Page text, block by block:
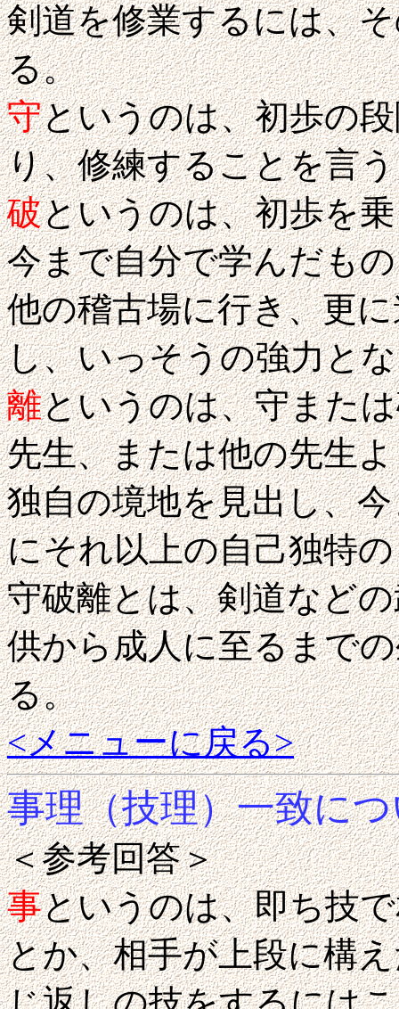
剣道を修業するには、
る。
守というのは、初歩の
り、修練することを言
破というのは、初歩を
今まで自分で学んだも
他の稽古場に行き、更
し、いっそうの強力と
離というのは、守また
先生、または他の先生
独自の境地を見出し、
にそれ以上の自己独特
守破離とは、剣道など
供から成人に至るまで
る。
<メニューに戻る>
事理（技理）一致に
＜参考回答＞
事というのは、即ち技
とか、相手が上段に構